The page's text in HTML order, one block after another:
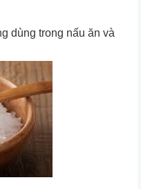
dùng trong nấu ăn và